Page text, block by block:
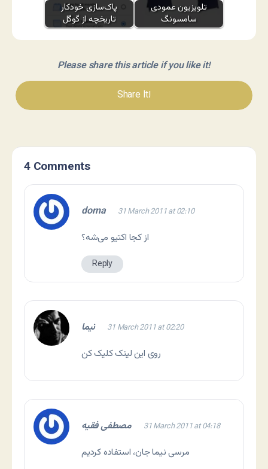
پاک‌سازی خودکار
تاریخچه از گوگل
تلویزیون عمودی
سامسونگ
Please share this article if you like it!
Share It!
4 Comments
dorna 31 March 2011 at 02:10
از کجا اکتیو می‌شه؟
Reply
نیما 31 March 2011 at 02:20
روی این لینککلیک کن
مصطفی فقیه 31 March 2011 at 04:18
مرسی نیما جان، استفاده کردیم